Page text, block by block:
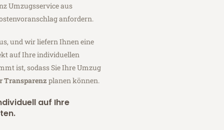
Umzugsservice aus
anfordern.
und wir liefern Ihnen eine
auf Ihre individuellen
ist, sodass Sie Ihre Umzug
Transparenz planen können.
auf Ihre